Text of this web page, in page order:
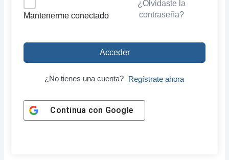
Mantenerme conectado
¿Olvidaste la
contraseña?
Acceder
¿No tienes una cuenta? Regístrate ahora
Continua con Google